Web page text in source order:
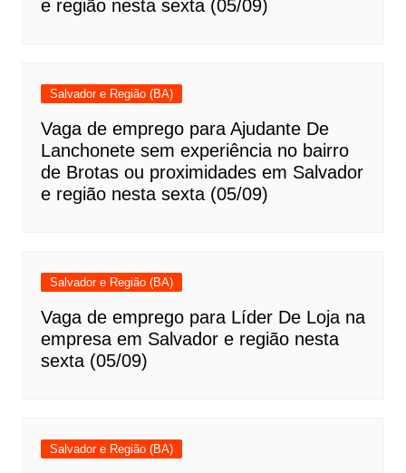
e região nesta sexta (05/09)
Salvador e Região (BA)
Vaga de emprego para Ajudante De
Lanchonete sem experiência no bairro
de Brotas ou proximidades em Salvador
e região nesta sexta (05/09)
Salvador e Região (BA)
Vaga de emprego para Líder De Loja na
empresa em Salvador e região nesta
sexta (05/09)
Salvador e Região (BA)